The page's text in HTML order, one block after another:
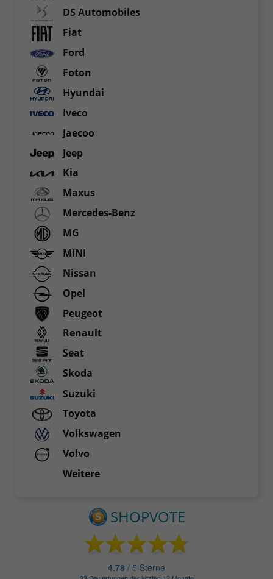
DS Automobiles
Fiat
Ford
Foton
Hyundai
Iveco
Jaecoo
Jeep
Kia
Maxus
Mercedes-Benz
MG
MINI
Nissan
Opel
Peugeot
Renault
Seat
Skoda
Suzuki
Toyota
Volkswagen
Volvo
Weitere